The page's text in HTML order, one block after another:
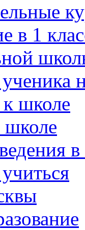
в 1
к школе